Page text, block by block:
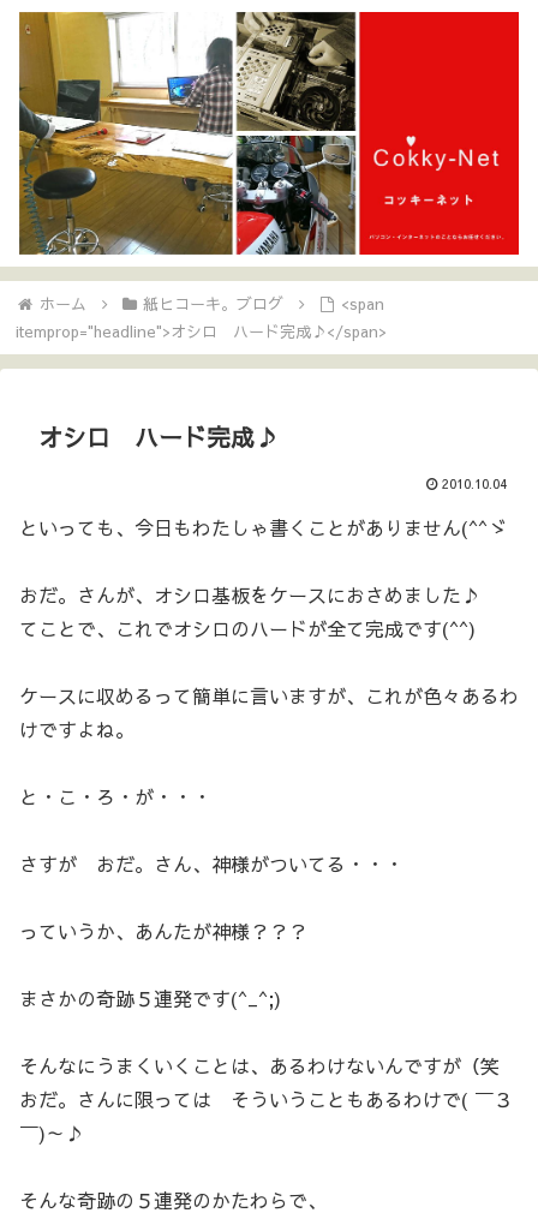
ホーム 紙ヒコーキ。ブログ
<span
itemprop="headline">オシロ ハード完成♪</span>
オシロ ハード完成♪
2010.10.04
といっても、今日もわたしゃ書くことがありません(^^ゞ
おだ。さんが、オシロ基板をケースにおさめました♪
てことで、これでオシロのハードが全て完成です(^^)
ケースに収めるって簡単に言いますが、これが色々あるわ
けですよね。
と・こ・ろ・が・・・
さすが おだ。さん、神様がついてる・・・
っていうか、あんたが神様？？？
まさかの奇跡５連発です(^_^;)
そんなにうまくいくことは、あるわけないんですが（笑
おだ。さんに限っては そういうこともあるわけで( ￣３
￣)～♪
そんな奇跡の５連発のかたわらで、